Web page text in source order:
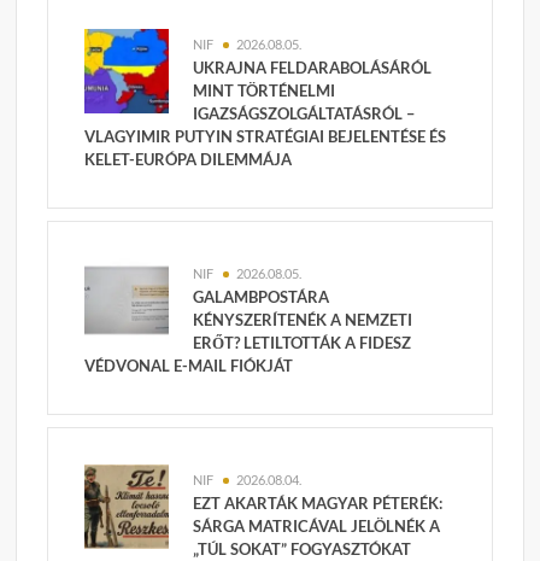
NIF 2026.08.05.
UKRAJNA FELDARABOLÁSÁRÓL
MINT TÖRTÉNELMI
IGAZSÁGSZOLGÁLTATÁSRÓL –
VLAGYIMIR PUTYIN STRATÉGIAI BEJELENTÉSE ÉS
KELET-EURÓPA DILEMMÁJA
NIF 2026.08.05.
GALAMBPOSTÁRA
KÉNYSZERÍTENÉK A NEMZETI
ERŐT? LETILTOTTÁK A FIDESZ
VÉDVONAL E-MAIL FIÓKJÁT
NIF 2026.08.04.
EZT AKARTÁK MAGYAR PÉTERÉK:
SÁRGA MATRICÁVAL JELÖLNÉK A
„TÚL SOKAT” FOGYASZTÓKAT